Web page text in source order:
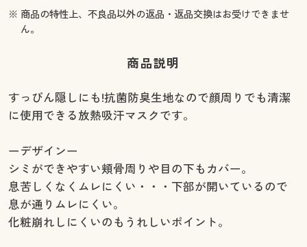
※ 商品の特性上、不良品以外の返品・返品交換はお受けできませ
ん。
商品説明
すっぴん隠しにも!抗菌防臭生地なので顔周りでも清潔
に使用できる放熱吸汗マスクです。
ーデザインー
シミができやすい頬骨周りや目の下もカバー。
息苦しくなくムレにくい・・・下部が開いているので
息が通りムレにくい。
化粧崩れしにくいのもうれしいポイント。